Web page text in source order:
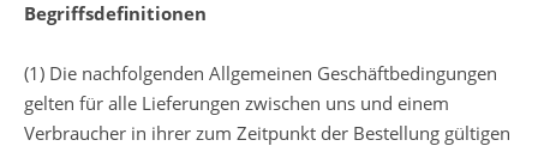
Begriffsdefinitionen
(1) Die nachfolgenden Allgemeinen Geschäftbedingungen
gelten für alle Lieferungen zwischen uns und einem
Verbraucher in ihrer zum Zeitpunkt der Bestellung gültigen